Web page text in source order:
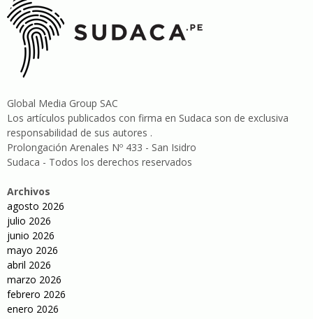
Global Media Group SAC
Los artículos publicados con firma en Sudaca son de exclusiva
responsabilidad de sus autores .
Prolongación Arenales Nº 433 - San Isidro
Sudaca - Todos los derechos reservados
Archivos
agosto 2026
julio 2026
junio 2026
mayo 2026
abril 2026
marzo 2026
febrero 2026
enero 2026